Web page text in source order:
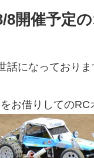
開催予定の
話になっておりま
お借りしてのRC